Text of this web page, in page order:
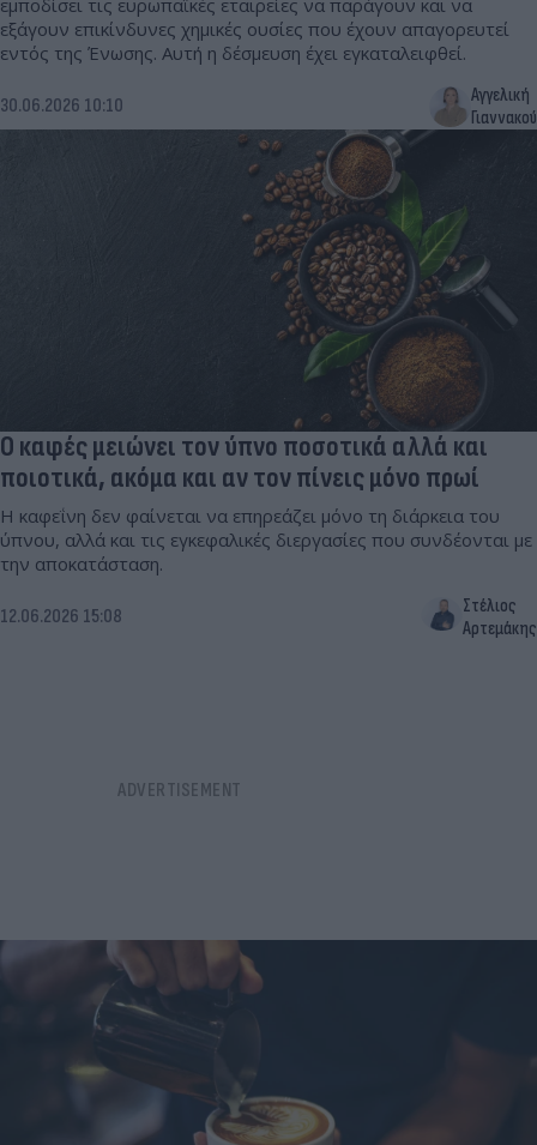
εμποδίσει τις ευρωπαϊκές εταιρείες να παράγουν και να
εξάγουν επικίνδυνες χημικές ουσίες που έχουν απαγορευτεί
εντός της Ένωσης. Αυτή η δέσμευση έχει εγκαταλειφθεί.
30.06.2026 10:10
Αγγελική
Γιαννακού
Ο καφές μειώνει τον ύπνο ποσοτικά αλλά και
ποιοτικά, ακόμα και αν τον πίνεις μόνο πρωί
Η καφεΐνη δεν φαίνεται να επηρεάζει μόνο τη διάρκεια του
ύπνου, αλλά και τις εγκεφαλικές διεργασίες που συνδέονται με
την αποκατάσταση.
12.06.2026 15:08
Στέλιος
Αρτεμάκης